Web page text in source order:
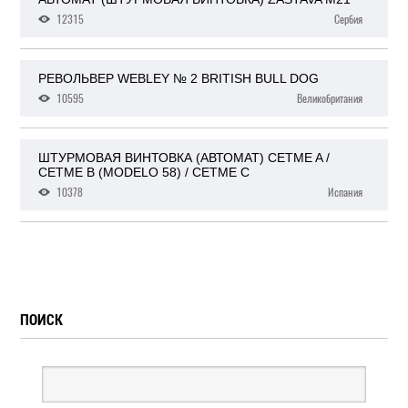
12315
Сербия
РЕВОЛЬВЕР WEBLEY № 2 BRITISH BULL DOG
10595
Великобритания
ШТУРМОВАЯ ВИНТОВКА (АВТОМАТ) CETME A /
CETME B (MODELO 58) / CETME C
10378
Испания
ПОИСК